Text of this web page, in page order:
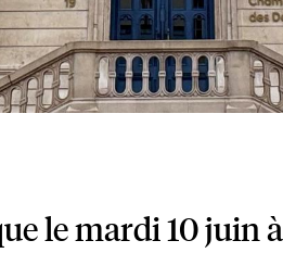
le mardi 10 juin